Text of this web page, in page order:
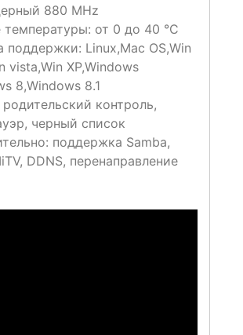
880 MHz
температуры: от 0 до 40 °С
поддержки: Linux,Mac OS,Win
vista,Win XP,Windows
8,Windows 8.1
контроль,
черный список
поддержка Samba,
DDNS, перенаправление